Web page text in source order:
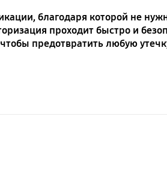
благодаря которой не
проходит быстро и
предотвратить любую